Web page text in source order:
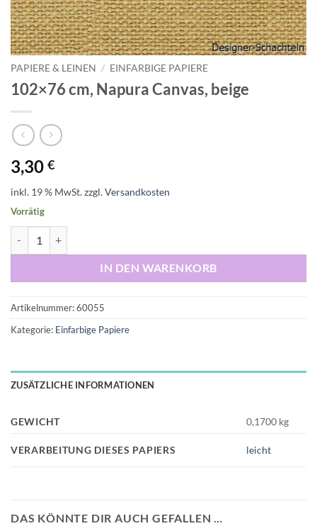
PAPIERE & LEINEN / EINFARBIGE PAPIERE
102×76 cm, Napura Canvas, beige
3,30 €
inkl. 19 % MwSt.zzgl.Versandkosten
Vorrätig
IN DEN WARENKORB
Artikelnummer:60055
Kategorie: Einfarbige Papiere
ZUSÄTZLICHE INFORMATIONEN
GEWICHT 0,1700 kg
VERARBEITUNG DIESES PAPIERS leicht
DAS KÖNNTE DIR AUCH GEFALLEN …